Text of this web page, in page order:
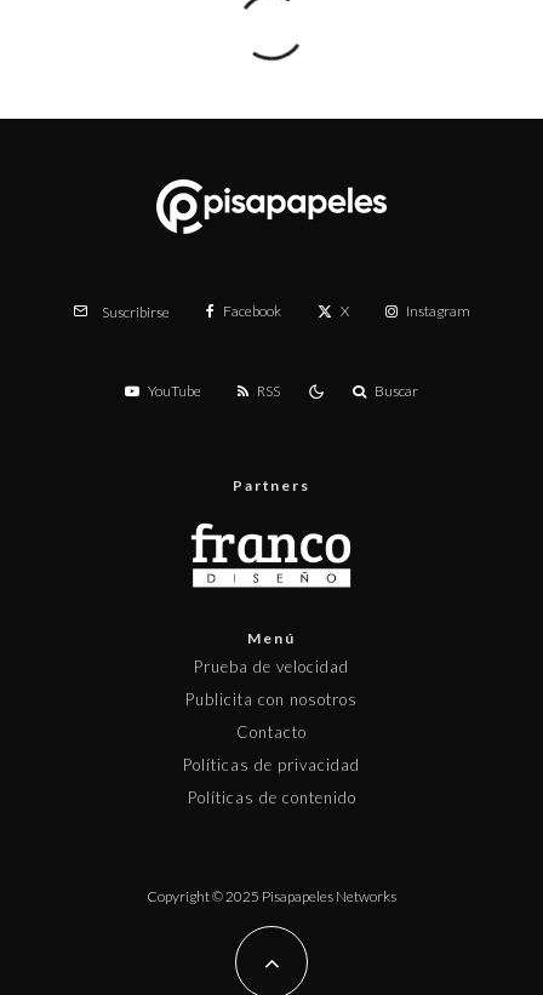
Suscribirse Facebook X Instagram
YouTube RSS Buscar
Partners
Menú
Prueba de velocidad
Publicita con nosotros
Contacto
Políticas de privacidad
Políticas de contenido
Copyright © 2025 Pisapapeles Networks